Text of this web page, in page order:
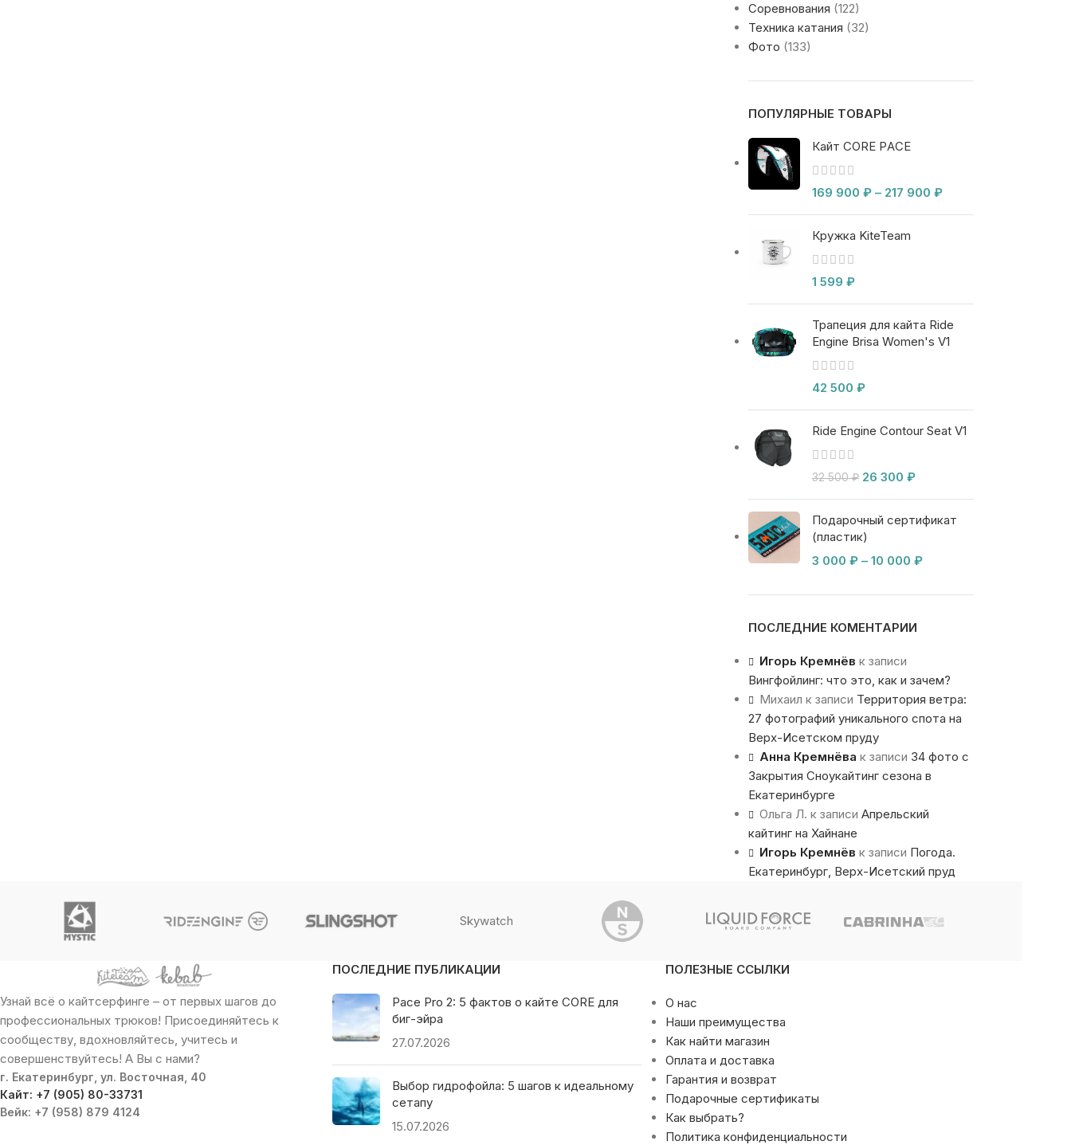
Соревнования (122)
Техника катания (32)
Фото (133)
ПОПУЛЯРНЫЕ ТОВАРЫ
Кайт CORE PACE
169 900 ₽ – 217 900 ₽
Кружка KiteTeam
1 599 ₽
Трапеция для кайта Ride
Engine Brisa Women's V1
42 500 ₽
Ride Engine Contour Seat V1
32 500₽ 26 300 ₽
Подарочный сертификат
(пластик)
3 000 ₽ – 10 000 ₽
ПОСЛЕДНИЕ КОМЕНТАРИИ
Игорь Кремнёв к записи
Вингфойлинг: что это, как и зачем?
Михаил к записи Территория ветра:
27 фотографий уникального спота на
Верх-Исетском пруду
Анна Кремнёва к записи 34 фото с
Закрытия Сноукайтинг сезона в
Екатеринбурге
Ольга Л. к записи Апрельский
кайтинг на Хайнане
Игорь Кремнёв к записи Погода.
Екатеринбург, Верх-Исетский пруд
Skywatch
Узнай всё о кайтсерфинге – от первых шагов до
профессиональных трюков! Присоединяйтесь к
сообществу, вдохновляйтесь, учитесь и
совершенствуйтесь! А Вы с нами?
г. Екатеринбург, ул. Восточная, 40
Кайт: +7 (905) 80-33731
Вейк: +7 (958) 879 4124
ПОСЛЕДНИЕ ПУБЛИКАЦИИ
Pace Pro 2: 5 фактов о кайте CORE для
биг-эйра
27.07.2026
Выбор гидрофойла: 5 шагов к идеальному
сетапу
15.07.2026
ПОЛЕЗНЫЕ ССЫЛКИ
О нас
Наши преимущества
Как найти магазин
Оплата и доставка
Гарантия и возврат
Подарочные сертификаты
Как выбрать?
Политика конфиденциальности